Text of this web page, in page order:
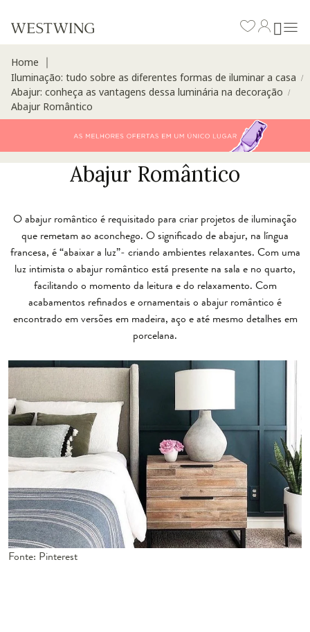
Home
Iluminação: tudo sobre as diferentes formas de iluminar a casa /
Abajur: conheça as vantagens dessa luminária na decoração /
Abajur Romântico
Abajur Romântico
O abajur romântico é requisitado para criar projetos de iluminação
que remetam ao aconchego. O significado de abajur, na língua
francesa, é “abaixar a luz”- criando ambientes relaxantes. Com uma
luz intimista o abajur romântico está presente na sala e no quarto,
facilitando o momento da leitura e do relaxamento. Com
acabamentos refinados e ornamentais o abajur romântico é
encontrado em versões em madeira, aço e até mesmo detalhes em
porcelana.
Fonte: Pinterest